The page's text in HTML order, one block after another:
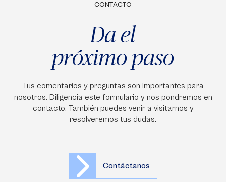
CONTACTO
Da el
próximo paso
Tus comentarios y preguntas son importantes para
nosotros. Diligencia este formulario y nos pondremos en
contacto. También puedes venir a visitarnos y
resolveremos tus dudas.
Contáctanos